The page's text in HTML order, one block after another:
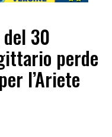
del 30
perde
l’Ariete